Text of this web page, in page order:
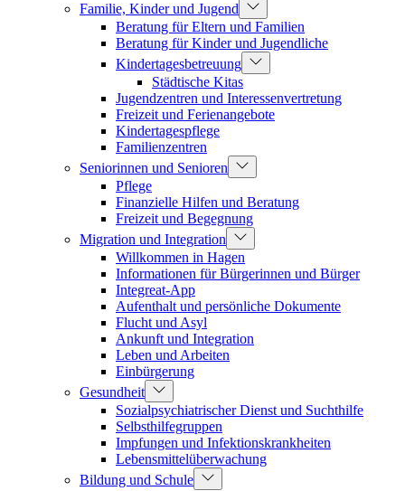
Familie, Kinder und Jugend
Beratung für Eltern und Familien
Beratung für Kinder und Jugendliche
Kindertagesbetreuung
Städtische Kitas
Jugendzentren und Interessenvertretung
Freizeit und Ferienangebote
Kindertagespflege
Familienzentren
Seniorinnen und Senioren
Pflege
Finanzielle Hilfen und Beratung
Freizeit und Begegnung
Migration und Integration
Willkommen in Hagen
Informationen für Bürgerinnen und Bürger
Integreat-App
Aufenthalt und persönliche Dokumente
Flucht und Asyl
Ankunft und Integration
Leben und Arbeiten
Einbürgerung
Gesundheit
Sozialpsychiatrischer Dienst und Suchthilfe
Selbsthilfegruppen
Impfungen und Infektionskrankheiten
Lebensmittelüberwachung
Bildung und Schule